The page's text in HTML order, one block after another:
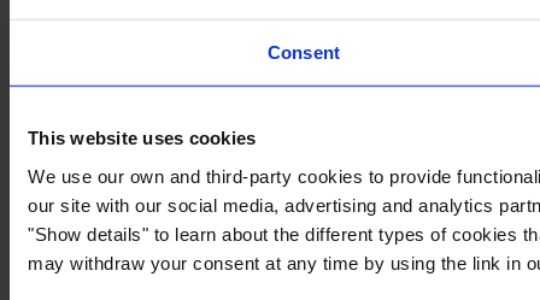
Consent
This website uses cookies
We use our own and third-party cookies to provide
our site with our social media, advertising and analytics
"Show details" to learn about the different types of cookies
may withdraw your consent at any time by using the link in